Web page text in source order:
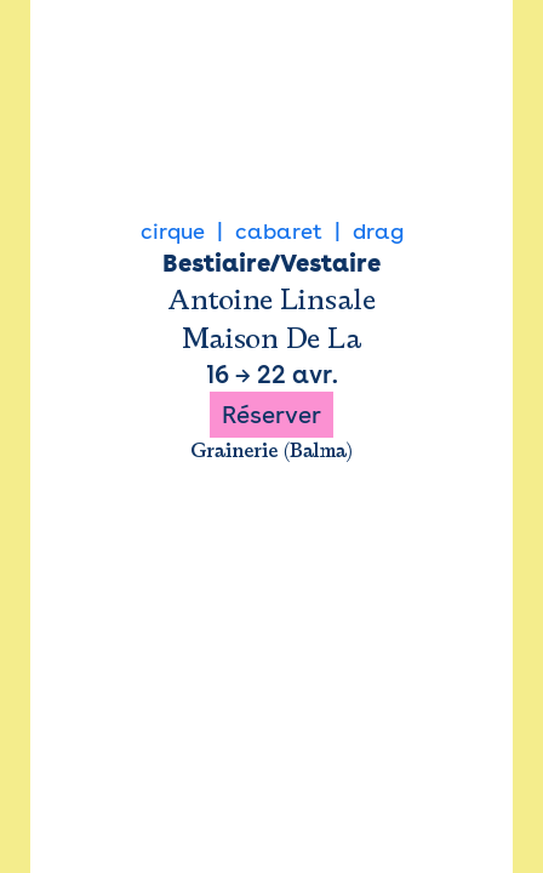
cirque cabaret drag
Bestiaire/Vestaire
Antoine Linsale
Maison De La
16→ 22 avr.
Réserver
Grainerie (Balma)